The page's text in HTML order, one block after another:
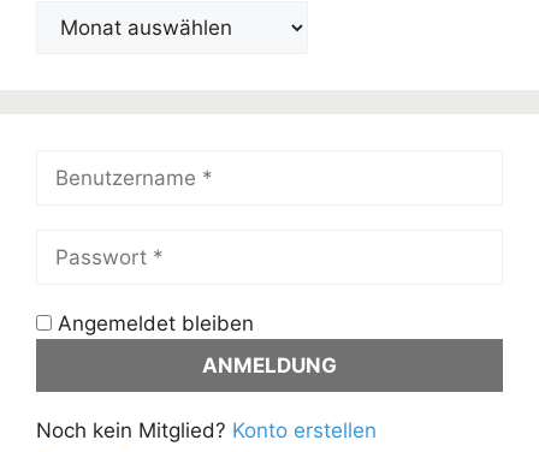
Beiträge
Angemeldet bleiben
Noch kein Mitglied? Konto erstellen